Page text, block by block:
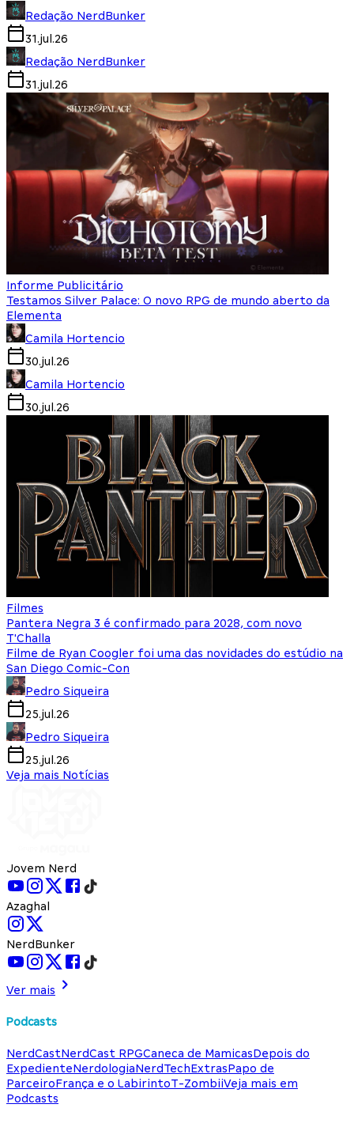
Redação NerdBunker
31.jul.26
Redação NerdBunker
31.jul.26
Informe Publicitário
Testamos Silver Palace: O novo RPG de mundo aberto da
Elementa
Camila Hortencio
30.jul.26
Camila Hortencio
30.jul.26
Filmes
Pantera Negra 3 é confirmado para 2028, com novo
T'Challa
Filme de Ryan Coogler foi uma das novidades do estúdio na
San Diego Comic-Con
Pedro Siqueira
25.jul.26
Pedro Siqueira
25.jul.26
Veja mais Notícias
Jovem Nerd
Azaghal
NerdBunker
Ver mais
Podcasts
NerdCastNerdCast RPGCaneca de MamicasDepois do
ExpedienteNerdologiaNerdTechExtrasPapo de
ParceiroFrança e o LabirintoT-ZombiiVeja mais em
Podcasts